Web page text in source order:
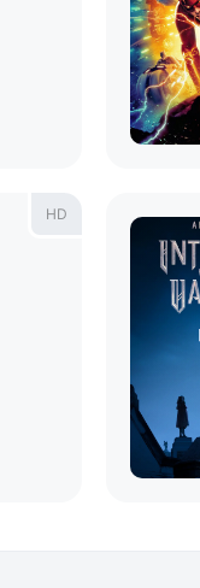
尼·海勒斯 詹妮弗·艾莉
HD
塔伊加·维迪提